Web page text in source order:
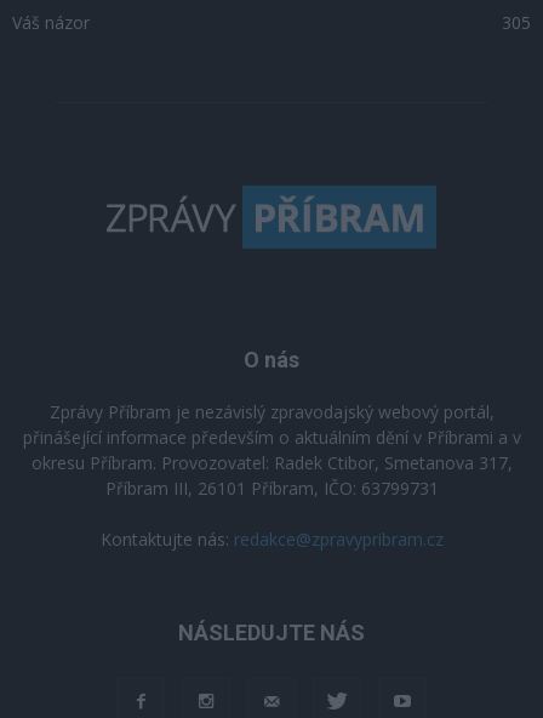
Váš názor
305
O nás
Zprávy Příbram je nezávislý zpravodajský webový portál,
přinášející informace především o aktuálním dění v Příbrami a v
okresu Příbram. Provozovatel: Radek Ctibor, Smetanova 317,
Příbram III, 26101 Příbram, IČO: 63799731
Kontaktujte nás: redakce@zpravypribram.cz
NÁSLEDUJTE NÁS